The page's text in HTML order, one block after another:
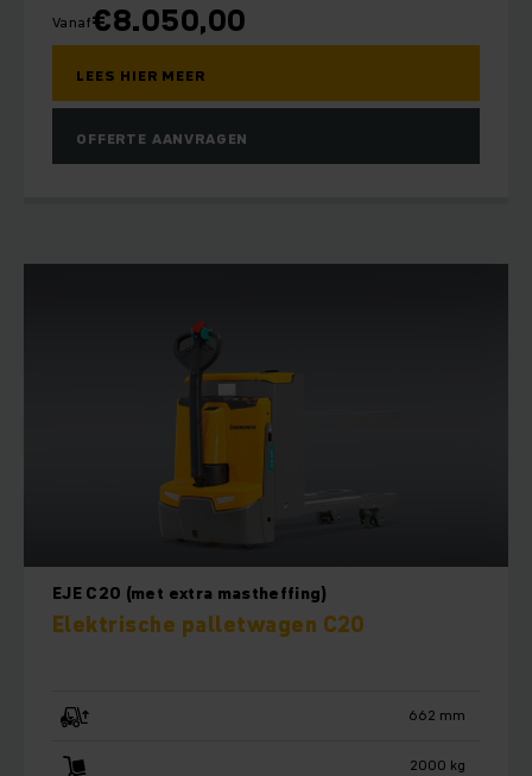
Vanaf€8.050,00
LEES HIER MEER
OFFERTE AANVRAGEN
EJE C20 (met extra mastheffing)
Elektrische palletwagen C20
662 mm
2000 kg